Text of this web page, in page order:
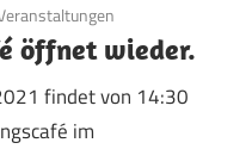
öffnet wieder.
findet von 14:30
im